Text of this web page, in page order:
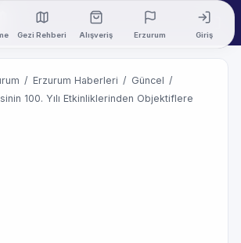
Gezi Rehberi Alışveriş Erzurum Giriş
/ Erzurum Haberleri / Güncel /
100. Yılı Etkinliklerinden Objektiflere